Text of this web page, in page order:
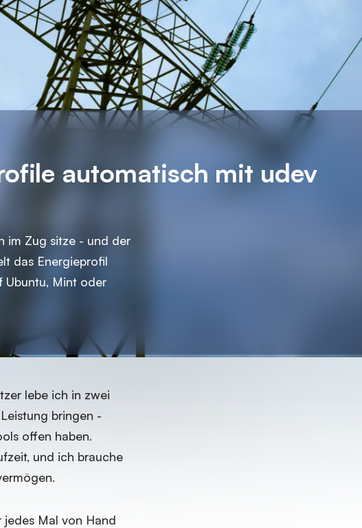
automatisch mit udev
im Zug sitze - und der
das Energieprofil
Ubuntu, Mint oder
lebe ich in zwei
bringen -
offen haben.
und ich brauche
jedes Mal von Hand